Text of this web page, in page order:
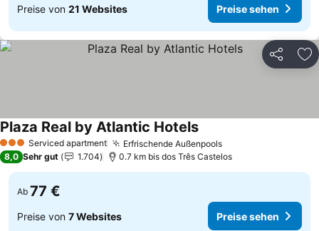
Preise von 21 Websites Preise sehen
Teilen
3 SterneServiced apartment Erfrischende AußenpoolsPreise sehen
Plaza Real by Atlantic HotelsPreise sehen
8,0 Sehr gut 1.704 0.7 km bis dos Três Castelos
Ab 77 €
Preise von 7 Websites Preise sehen